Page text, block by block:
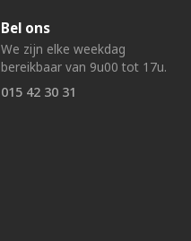
Bel ons
We zijn elke weekdag
bereikbaar van 9u00 tot 17u.
015 42 30 31